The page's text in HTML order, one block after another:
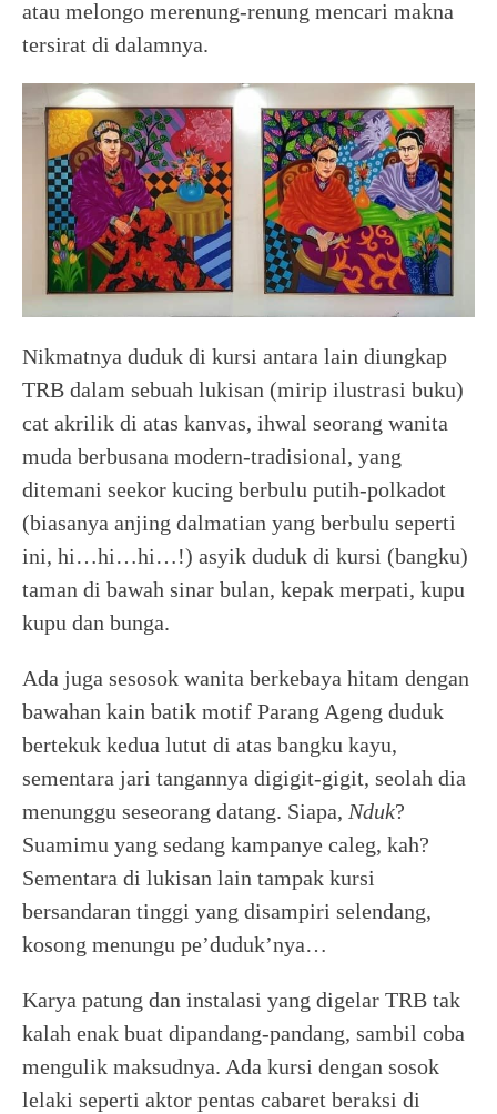
atau melongo merenung-renung mencari makna
tersirat di dalamnya.
Nikmatnya duduk di kursi antara lain diungkap
TRB dalam sebuah lukisan (mirip ilustrasi buku)
cat akrilik di atas kanvas, ihwal seorang wanita
muda berbusana modern-tradisional, yang
ditemani seekor kucing berbulu putih-polkadot
(biasanya anjing dalmatian yang berbulu seperti
ini, hi…hi…hi…!) asyik duduk di kursi (bangku)
taman di bawah sinar bulan, kepak merpati, kupu
kupu dan bunga.
Ada juga sesosok wanita berkebaya hitam dengan
bawahan kain batik motif Parang Ageng duduk
bertekuk kedua lutut di atas bangku kayu,
sementara jari tangannya digigit-gigit, seolah dia
menunggu seseorang datang. Siapa, Nduk?
Suamimu yang sedang kampanye caleg, kah?
Sementara di lukisan lain tampak kursi
bersandaran tinggi yang disampiri selendang,
kosong menungu pe’duduk’nya…
Karya patung dan instalasi yang digelar TRB tak
kalah enak buat dipandang-pandang, sambil coba
mengulik maksudnya. Ada kursi dengan sosok
lelaki seperti aktor pentas cabaret beraksi di